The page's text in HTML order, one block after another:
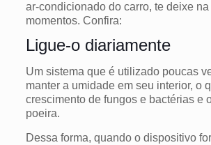
ar-condicionado do carro, te deixe
momentos. Confira:
Ligue-o diariamente
Um sistema que é utilizado poucas
manter a umidade em seu interior, o
crescimento de fungos e bactérias e
poeira.
Dessa forma, quando o dispositivo